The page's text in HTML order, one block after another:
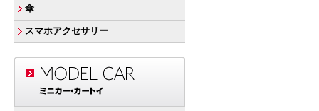
傘
スマホアクセサリー